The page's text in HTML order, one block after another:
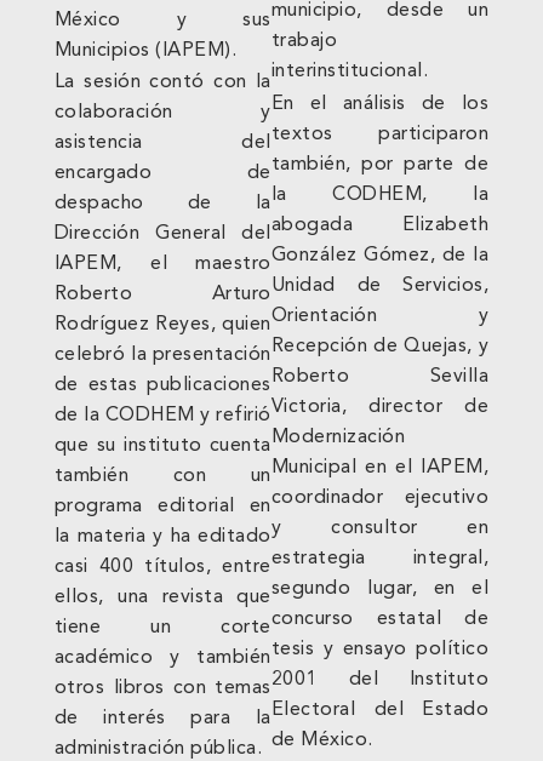
México y sus
Municipios (IAPEM).
La sesión contó con la
colaboración y
asistencia del
encargado de
despacho de la
Dirección General del
IAPEM, el maestro
Roberto Arturo
Rodríguez Reyes, quien
celebró la presentación
de estas publicaciones
de la CODHEM y refirió
que su instituto cuenta
también con un
programa editorial en
la materia y ha editado
casi 400 títulos, entre
ellos, una revista que
tiene un corte
académico y también
otros libros con temas
de interés para la
administración pública.
municipio, desde un
trabajo
interinstitucional.
En el análisis de los
textos participaron
también, por parte de
la CODHEM, la
abogada Elizabeth
González Gómez, de la
Unidad de Servicios,
Orientación y
Recepción de Quejas, y
Roberto Sevilla
Victoria, director de
Modernización
Municipal en el IAPEM,
coordinador ejecutivo
y consultor en
estrategia integral,
segundo lugar, en el
concurso estatal de
tesis y ensayo político
2001 del Instituto
Electoral del Estado
de México.